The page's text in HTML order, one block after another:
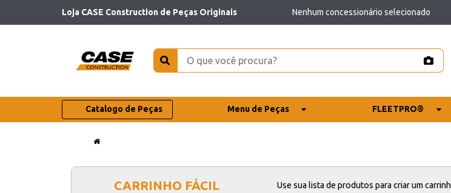
Loja CASE Construction de Peças Originais Nenhum concessionário selecionado
Catalogo de Peças Menu de Peças FLEETPRO®
CARRINHO FÁCIL Use sua lista de produtos para criar um